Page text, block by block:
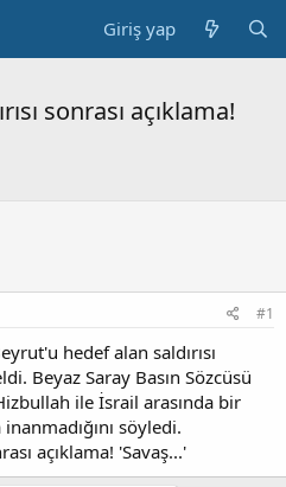
Giriş yap
sonrası açıklama!
#1
hedef alan saldırısı
Beyaz Saray Basın Sözcüsü
ile İsrail arasında bir
söyledi.
açıklama! 'Savaş...'